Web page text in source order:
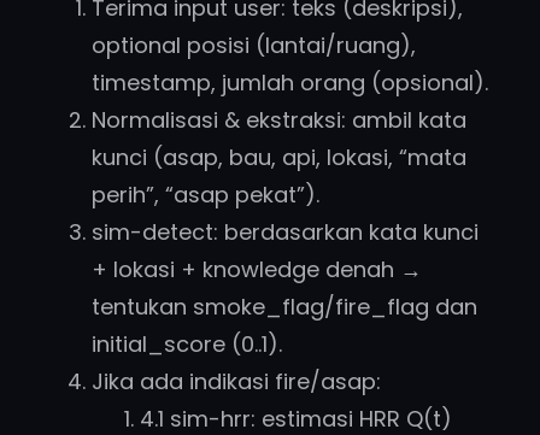
Terima input user: teks (deskripsi),
optional posisi (lantai/ruang),
timestamp, jumlah orang (opsional).
Normalisasi & ekstraksi: ambil kata
kunci (asap, bau, api, lokasi, “mata
perih”, “asap pekat”).
sim-detect: berdasarkan kata kunci
+ lokasi + knowledge denah →
tentukan smoke_flag/fire_flag dan
initial_score (0..1).
Jika ada indikasi fire/asap:
4.1 sim-hrr: estimasi HRR Q(t)